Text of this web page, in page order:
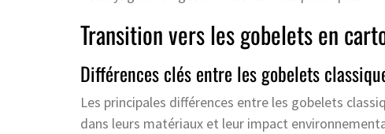
Transition vers les gobelets en
Différences clés entre les gobelets
Les principales différences entre les gobelets
dans leurs matériaux et leur impact